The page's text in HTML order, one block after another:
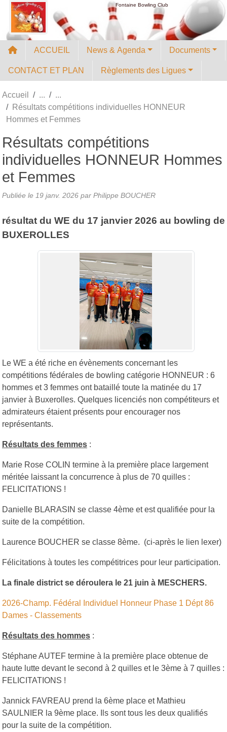
Fontaine Bowling Club
ACCUEIL News & Agenda Documents
CONTACT ET PLAN Règlements des Ligues
Accueil
Résultats compétitions individuelles HONNEUR
Hommes et Femmes
Résultats compétitions
individuelles HONNEUR Hommes
et Femmes
Publiée le 19 janv. 2026 par Philippe BOUCHER
résultat du WE du 17 janvier 2026 au bowling de
BUXEROLLES
Le WE a été riche en évènements concernant les
compétitions fédérales de bowling catégorie HONNEUR : 6
hommes et 3 femmes ont bataillé toute la matinée du 17
janvier à Buxerolles. Quelques licenciés non compétiteurs et
admirateurs étaient présents pour encourager nos
représentants.
Résultats des femmes :
Marie Rose COLIN termine à la première place largement
méritée laissant la concurrence à plus de 70 quilles :
FELICITATIONS !
Danielle BLARASIN se classe 4ème et est qualifiée pour la
suite de la compétition.
Laurence BOUCHER se classe 8ème. (ci-après le lien lexer)
Félicitations à toutes les compétitrices pour leur participation.
La finale district se déroulera le 21 juin à MESCHERS.
2026-Champ. Fédéral Individuel Honneur Phase 1 Dépt 86
Dames - Classements
Résultats des hommes :
Stéphane AUTEF termine à la première place obtenue de
haute lutte devant le second à 2 quilles et le 3ème à 7 quilles :
FELICITATIONS !
Jannick FAVREAU prend la 6ème place et Mathieu
SAULNIER la 9ème place. Ils sont tous les deux qualifiés
pour la suite de la compétition.
Panneau de gestion des cookies